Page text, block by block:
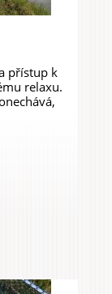
přístup k
relaxu.